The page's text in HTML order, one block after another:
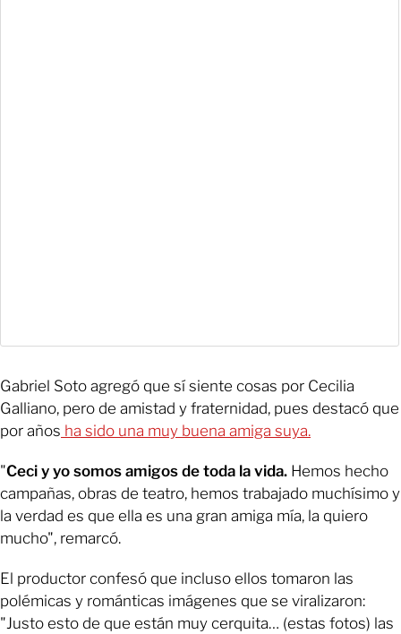
Gabriel Soto agregó que sí siente cosas por Cecilia
Galliano, pero de amistad y fraternidad, pues destacó que
por años ha sido una muy buena amiga suya.
"Ceci y yo somos amigos de toda la vida. Hemos hecho
campañas, obras de teatro, hemos trabajado muchísimo y
la verdad es que ella es una gran amiga mía, la quiero
mucho", remarcó.
El productor confesó que incluso ellos tomaron las
polémicas y románticas imágenes que se viralizaron:
"Justo esto de que están muy cerquita… (estas fotos) las